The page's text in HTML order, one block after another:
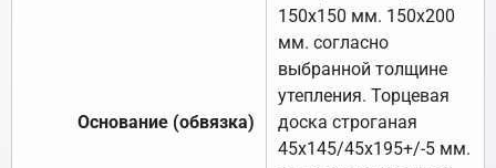
Основание (обвязка)
150х150 мм. 150х200
мм. согласно
выбранной толщине
утепления. Торцевая
доска строганая
45х145/45х195+/-5 мм.